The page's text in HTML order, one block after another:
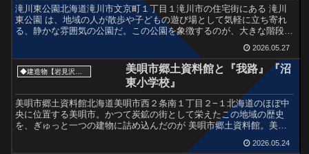
滝川東公園北海道滝川市文京町１丁目１滝川市の住宅街にある 滝川
東公園 は、地域の人が散歩や子どもの遊び場として気軽に立ち寄れ
る、静かな雰囲気の公園だ。この公園を象徴するのが、大きな階段の
下にどんと構える 恐竜の遊具。サイズも大きく、緑の中に...
2026.05.27
◆建造物【岩見沢・美唄・夕張市】
美唄市郷土資料館と『我路』『沼
東小学校』
美唄市郷土資料館北海道美唄市西２条南１丁目２−１北海道のほぼ中
央に位置する美唄市。かつて炭鉱の街として栄えたこの地域の歴史
を、ぎゅっと一つの建物に詰め込んだのが 美唄市郷土資料館。美唄
に生息する生き物たちや、昭和の生活道具や農具、学校の教材...
2026.05.24